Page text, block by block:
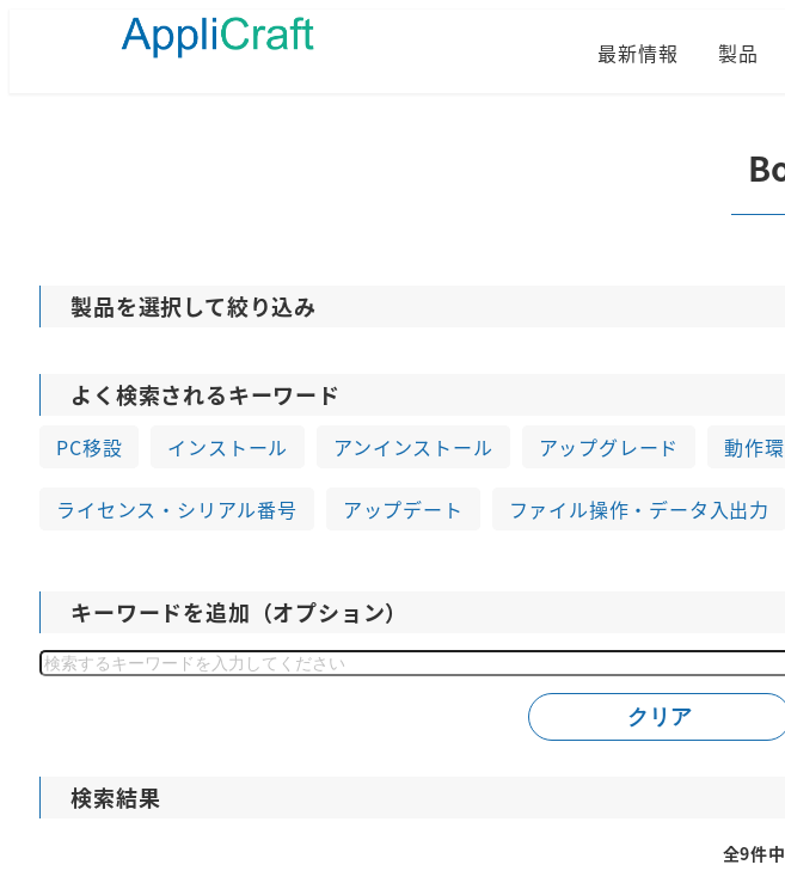
最新情報 製品
製品を選択して絞り込み
キーワードを追加（オプション）
検
よく検索されるキーワード
PC移設 インストール アンインストール アップグレード 動作
ライセンス・シリアル番号 アップデート ファイル操作・データ入出力
クリア
検索結果
全9件